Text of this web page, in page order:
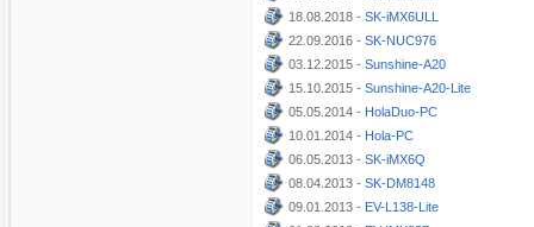
18.08.2018 - SK-iMX6ULL
22.09.2016 - SK-NUC976
03.12.2015 - Sunshine-A20
15.10.2015 - Sunshine-A20-Lite
05.05.2014 - HolaDuo-PC
10.01.2014 - Hola-PC
06.05.2013 - SK-iMX6Q
08.04.2013 - SK-DM8148
09.01.2013 - EV-L138-Lite